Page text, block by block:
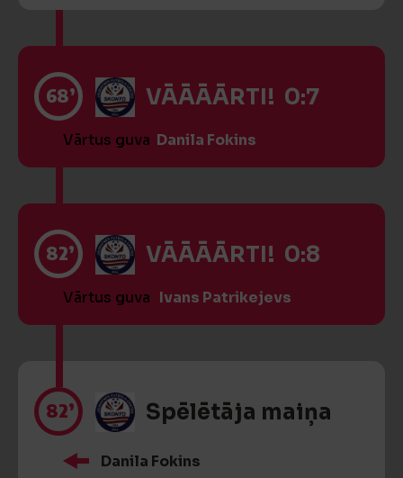
68’ VĀĀĀĀRTI! 0:7
Vārtus guva Danila Fokins
82’ VĀĀĀĀRTI! 0:8
Vārtus guva Ivans Patrikejevs
82’ Spēlētāja maiņa
Danila Fokins